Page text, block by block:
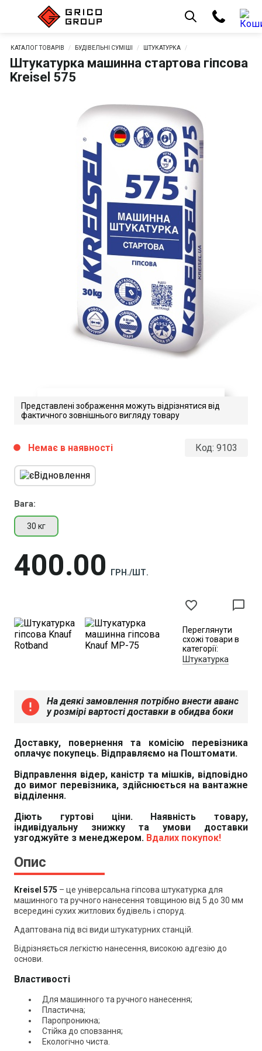
КАТАЛОГ ТОВАРІВ БУДІВЕЛЬНІ СУМІШІ ШТУКАТУРКА
Штукатурка машинна стартова гіпсова
Kreisel 575
Kreisel_575
Розмір файлу 136 Kb
Представлені зображення можуть відрізнятися від
фактичного зовнішнього вигляду товару
Код: 9103
Вага:
30 кг
400 00 ГРН./ШТ.
circle Немає в наявності
favorite_border chat_bubble_outline
Переглянути
схожі товари в
категорії:
Штукатурка
error
На деякі замовлення потрібно внести аванс
у розмірі вартості доставки в обидва боки
Доставку, повернення та комісію перевізника
оплачує покупець. Відправляємо на Поштомати.
Відправлення відер, каністр та мішків, відповідно
до вимог перевізника, здійснюється на вантажне
відділення.
Діють гуртові ціни. Наявність товару,
індивідуальну знижку та умови доставки
узгоджуйте з менеджером. Вдалих покупок!
Опис
Kreisel 575 – це універсальна гіпсова штукатурка для
машинного та ручного нанесення товщиною від 5 до 30 мм
всередині сухих житлових будівель і споруд.
Адаптована під всі види штукатурних станцій.
Відрізняється легкістю нанесення, високою адгезію до
основи.
Властивості
Для машинного та ручного нанесення;
Пластична;
Паропроникна;
Стійка до сповзання;
Екологічно чиста.